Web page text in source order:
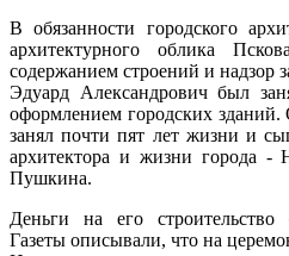
В обязанности городского
архитектурного облика
содержанием строений и надзор
Эдуард Александрович был
оформлением городских
занял почти пят лет жизни и
архитектора и жизни города
Пушкина.
Деньги на его
Газеты описывали, что на